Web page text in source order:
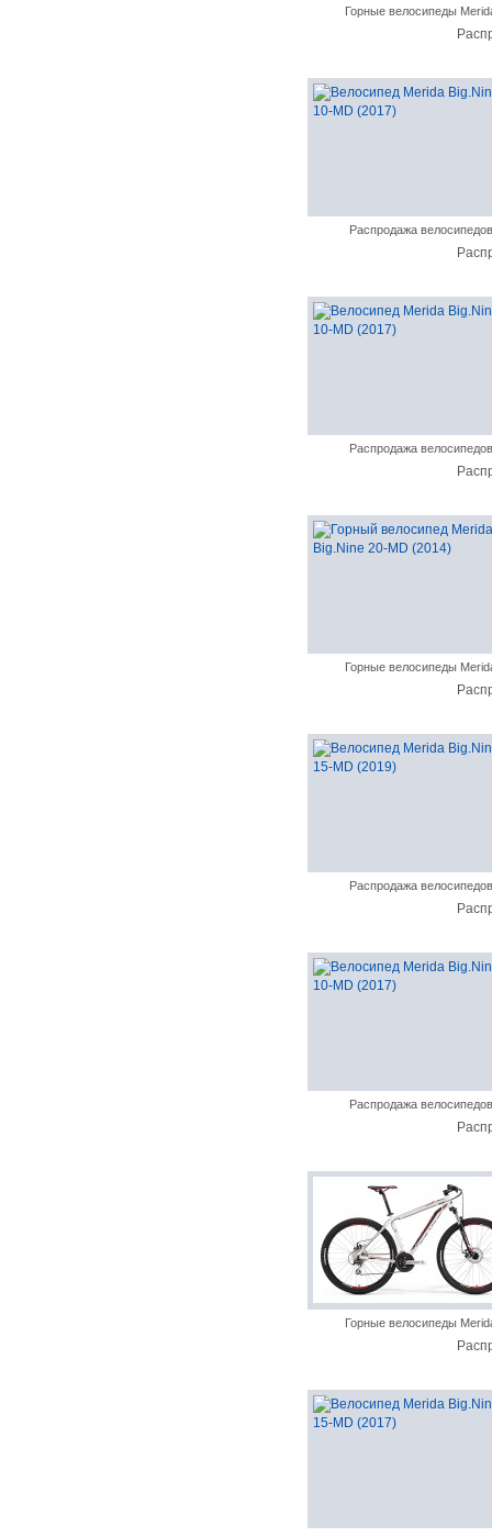
Горные велосипеды
Распродажа велосипедов
Распродажа велосипедов
Горные велосипеды
Распродажа велосипедов
Распродажа велосипедов
Горные велосипеды